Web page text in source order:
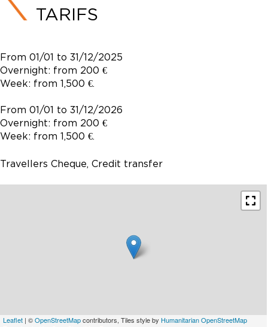
TARIFS
From 01/01 to 31/12/2025
Overnight: from 200 €
Week: from 1,500 €.
From 01/01 to 31/12/2026
Overnight: from 200 €
Week: from 1,500 €.
Travellers Cheque, Credit transfer
Leaflet | ©OpenStreetMapcontributors, Tiles style by Humanitarian OpenStreetMap